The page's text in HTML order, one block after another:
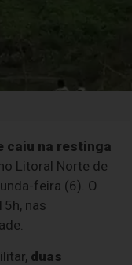
caiu na restinga
Litoral Norte de
feira (6). O
nas
duas